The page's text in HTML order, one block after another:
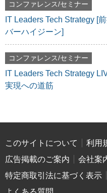
コンファレンス/セミナー
IT Leaders Tech Strategy [
バーハイジーン]
コンファレンス/セミナー
IT Leaders Tech Strategy
実現への道筋
このサイトについて 利用
広告掲載のご案内
会社案
特定商取引法に基づく表示